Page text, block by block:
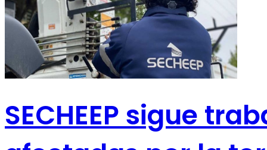
SECHEEP sigue